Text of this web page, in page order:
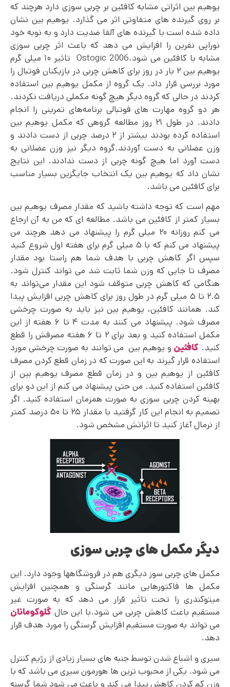
یوهیم بین اثراتی مشابه کافئین بر چربی سوزی دارد هرچند که
بر روی گیرنده های متفاوتی اثر می گذارد. یوهیم بین نشان
داده شده است با گیرنده های آلفا ضدیت دارد و به نوبه خود
نوراپی نفرین را افزایش می دهد که باعث اثر چربی سوزی
مشابه با کافئین می شود.Ostogic 2006 تاثیر ۱۰ میلی گرم
یوهیم بین ۲ بار در روز برای کاهش چربی در بازیکنان فوتبال را
مورد بررسی قرار داد. یک گروه از مکمل یوهیم بین استفاده
کردند در حالی که گروه دیگر هیچ گونه مکملی دریافت نکردند.
هر دو گروه مهارت های فوتبالی برنامه‌های تمرینی را انجام
دادند. در طول ۲۱ روز مطالعه گروهی که مکمل یوهیم بین
استفاده کرده بودند بیشتر از ۲ درصد چربی از دست دادند و
وزن عضلانی به دست آوردند.گروه دیگر نیز وزن عضلانی به
دست آورد اما هیچ گونه چربی از دست ندادند. این نتایج
نشان داد که یوهیم بین یک انتخاب جایگزین بسیار مناسب
برای کافئین می باشد.
مهم است که توجه داشته باشید که مقدار مصرف یوهیم بین
بسیار کمتر از کافئین می باشد. مطالعه ای که من به آن ارجاع
می کنم روزانه ۲۰ میلی گرم را پیشنهاد می دهد هرچند من
پیشنهاد می کنم که با ۵ میلی گرم برای هفته اول شروع کنید
سپس اگر کاهش چربی با هدف شما هم راستا بود مقدار
مصرف تا جایی که وزن شما ثابت شد می تواند کنترل شود.
هنگامی که کاهش چربی متوقف شود این مقدار می‌تواند به
۲.۵ تا ۵ میلی گرم در طول روز برای کاهش چربی افزایش پیدا
کند. همانند کافئین، یوهیم بین نیز باید به صورت چرخشی
مصرف شود. پیشنهاد می کنند به مدت ۴ تا ۶ هفته از این
مکمل استفاده کنید و بعد برای ۲ تا ۶ هفته مصرفش را قطع
کنید. کافئین و یوهیم بین می توانند به صورت چرخشی مورد
استفاده قرار گیرند به این صورت که در زمان قطع کردن مصرف
کافئین از یوهیم بین و در زمان قطع مصرف یوهیم بین از
کافئین استفاده کنید. من حتی پیشنهاد می کنم از این دو برای
بهینه کردن چربی سوزی به صورت همزمان استفاده کنید. اگر
تصمیم به انجام این کار گرفتید با مقدار ۲۵ تا ۵۰ درصد کمتر
از نرمال آغاز کنید تا اثراتش مشخص شود.
دیگر مکمل های چربی سوزی
مکمل های چربی سوز دیگری هم در فروشگاهها وجود دارد. این
مکمل ها فاکتورهایی مانند گرسنگی و همچنین افزایش
میتوکندری را تحت تاثیر قرار می دهد که به صورت غیر
مستقیم باعث کاهش چربی می شود.با این حال گلوکومانان
می تواند به صورت مستقیم افزایش گرسنگی را مورد هدف قرار
دهد.
سیری و اشباع شدن توسط جنبه های بسیار زیادی از رژیم کنترل
می شود. یکی از محبوب ترین ها هورمون سیری می باشد که با
وزن کم کردن کاهش پیدا می کند و باعث می شود شما گرسنه